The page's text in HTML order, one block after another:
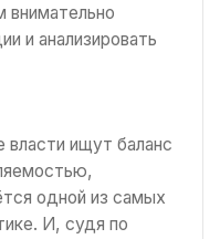
и анализировать
ищут баланс
одной из самых
И, судя по